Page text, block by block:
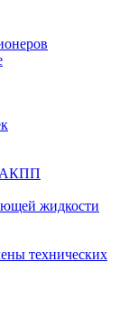
АКПП
жидкости
технических